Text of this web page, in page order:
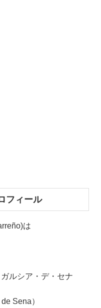
フィール
は
ルシア・デ・セナ
Sena）